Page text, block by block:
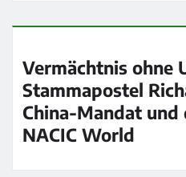
Vermächtnis ohne
Stammapostel
China-Mandat
NACIC World